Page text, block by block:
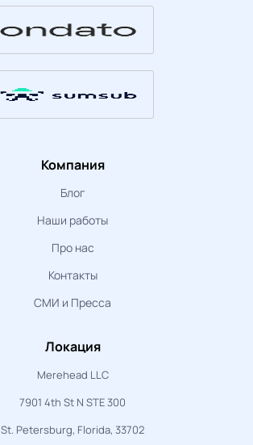
Компания
Блог
Наши работы
Про нас
Контакты
СМИ и Пресса
Локация
Merehead LLC
7901 4th St N STE 300
St. Petersburg, Florida, 33702